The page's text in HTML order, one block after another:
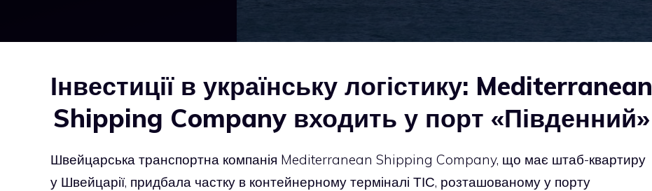
Інвестиції в українську логістику: Mediterranean
Shipping Company входить у порт «Південний»
Швейцарська транспортна компанія Mediterranean Shipping Company, що має штаб-квартиру
у Швейцарії, придбала частку в контейнерному терміналі ТІС, розташованому у порту